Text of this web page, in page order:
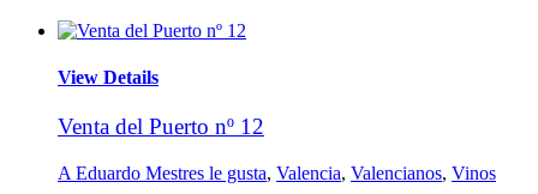
View Details
Venta del Puerto nº 12
A Eduardo Mestres le gusta, Valencia, Valencianos, Vinos